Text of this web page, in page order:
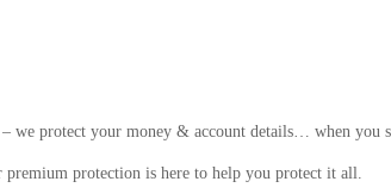
we protect your money & account details… when
protection is here to help you protect it all.